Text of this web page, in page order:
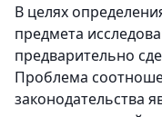
В целях
предмета
предварительно
Проблема
законодательства